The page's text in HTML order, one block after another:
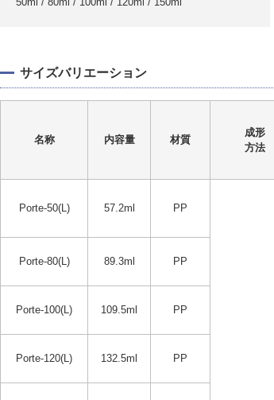
サイズバリエーション
名称 内容量 材質
成形
方法
Porte-50(L) 57.2ml PP
Porte-80(L) 89.3ml PP
Porte-100(L) 109.5ml PP
Porte-120(L) 132.5ml PP